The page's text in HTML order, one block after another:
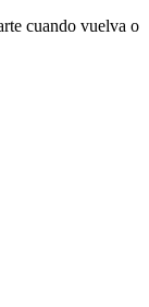
cuando vuelva o